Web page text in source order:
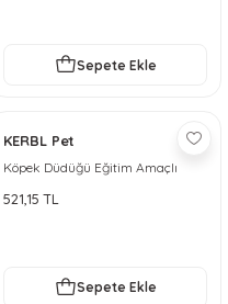
Sepete Ekle
KERBL Pet
Köpek Düdüğü Eğitim Amaçlı
521,15 TL
Sepete Ekle